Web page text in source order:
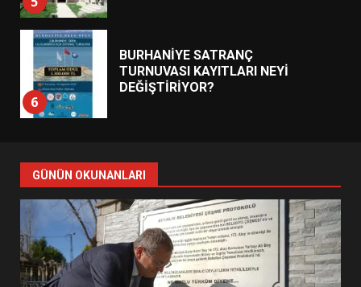
6
BURHANİYE BELEDİYESPOR’DA
1
AYVALIK SU MİRASI İÇİN
HAREKETE GEÇİYOR: GÖZLER
BULUŞMADA
GÜNÜN OKUNANLARI